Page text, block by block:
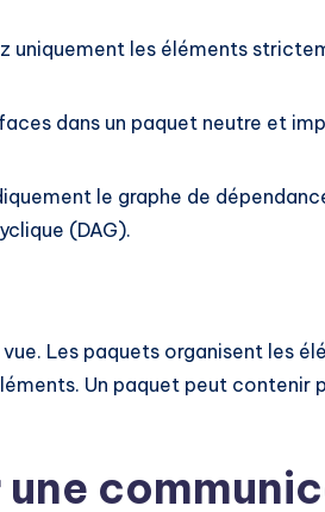
uniquement les éléments
dans un paquet neutre et
le graphe de
(DAG).
Les paquets organisent les
Un paquet peut contenir
une